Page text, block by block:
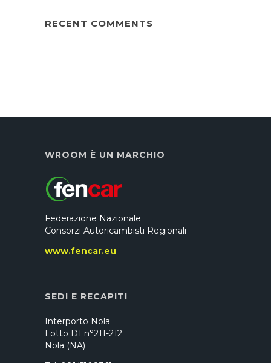
RECENT COMMENTS
WROOM È UN MARCHIO
Federazione Nazionale
Consorzi Autoricambisti Regionali
www.fencar.eu
SEDI E RECAPITI
Interporto Nola
Lotto D1 n°211-212
Nola (NA)